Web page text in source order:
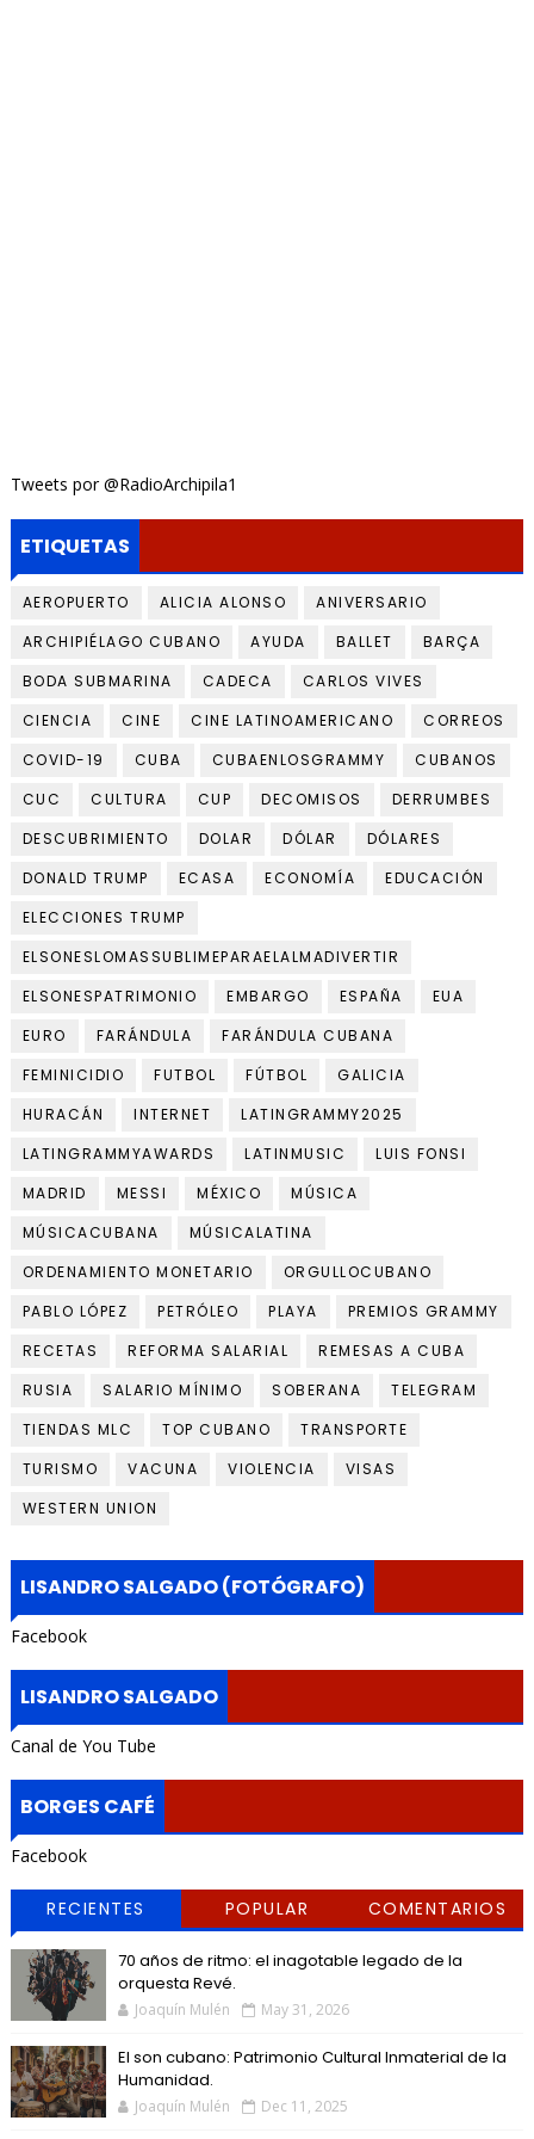
Tweets por @RadioArchipila1
ETIQUETAS
AEROPUERTO ALICIA ALONSO
ANIVERSARIO
ARCHIPIÉLAGO CUBANO
AYUDA BALLET
BARÇA
BODA SUBMARINA
CADECA
CARLOS VIVES
CIENCIA
CINE CINE LATINOAMERICANO
CORREOS
COVID-19
CUBA CUBAENLOSGRAMMY
CUBANOS
CUC
CULTURA CUP DECOMISOS
DERRUMBES
DESCUBRIMIENTO
DOLAR DÓLAR
DÓLARES
DONALD TRUMP
ECASA ECONOMÍA
EDUCACIÓN
ELECCIONES TRUMP
ELSONESLOMASSUBLIMEPARAELALMADIVERTIR
ELSONESPATRIMONIO
EMBARGO ESPAÑA
EUA
EURO
FARÁNDULA
FARÁNDULA CUBANA
FEMINICIDIO
FUTBOL FÚTBOL
GALICIA
HURACÁN
INTERNET
LATINGRAMMY2025
LATINGRAMMYAWARDS
LATINMUSIC
LUIS FONSI
MADRID
MESSI MÉXICO
MÚSICA
MÚSICACUBANA
MÚSICALATINA
ORDENAMIENTO MONETARIO
ORGULLOCUBANO
PABLO LÓPEZ
PETRÓLEO PLAYA
PREMIOS GRAMMY
RECETAS
REFORMA SALARIAL
REMESAS A CUBA
RUSIA
SALARIO MÍNIMO SOBERANA
TELEGRAM
TIENDAS MLC
TOP CUBANO
TRANSPORTE
TURISMO
VACUNA VIOLENCIA
VISAS
WESTERN UNION
LISANDRO SALGADO (FOTÓGRAFO)
Facebook
LISANDRO SALGADO
Canal de You Tube
BORGES CAFÉ
Facebook
RECIENTES POPULAR COMENTARIOS
70 años de ritmo: el inagotable legado de la
orquesta Revé.
Joaquín Mulén May 31, 2026
El son cubano: Patrimonio Cultural Inmaterial de la
Humanidad.
Joaquín Mulén Dec 11, 2025